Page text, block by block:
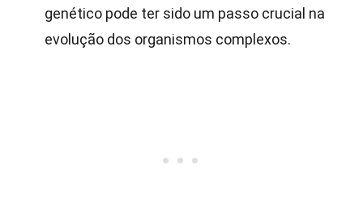
genético pode ter sido um passo crucial na
evolução dos organismos complexos.